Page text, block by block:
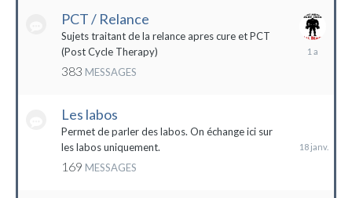
PCT / Relance
Sujets traitant de la relance apres cure et PCT
(Post Cycle Therapy)
383 MESSAGES
13
Les labos
Permet de parler des labos. On échange ici sur
les labos uniquement.
169 MESSAGES